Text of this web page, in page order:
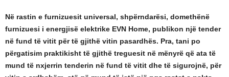
Në rastin e furnizuesit universal, shpërndarësi, domethënë
furnizuesi i energjisë elektrike EVN Home, publikon një tender
në fund të vitit për të gjithë vitin pasardhës. Pra, tani po
përgatisim praktikisht të gjithë treguesit në mënyrë që ata të
mund të nxjerrin tenderin në fund të vitit dhe të sigurojnë, për